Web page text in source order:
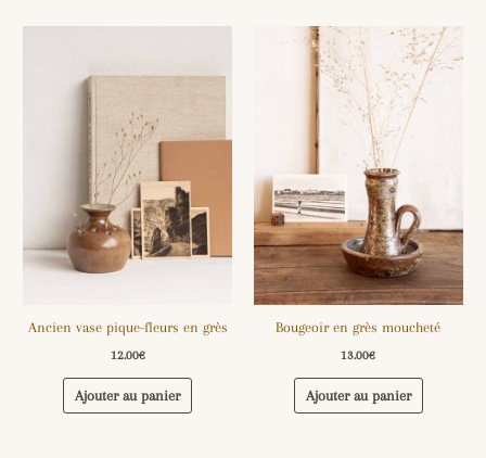
Ancien vase pique-fleurs en grès
12.00€
Ajouter au panier
Bougeoir en grès moucheté
13.00€
Ajouter au panier